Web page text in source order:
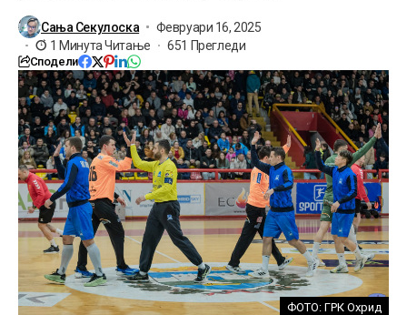
Сања Секулоска
Февруари 16, 2025
1 Минута Читање
651 Прегледи
Сподели
ФОТО: ГРК Охрид